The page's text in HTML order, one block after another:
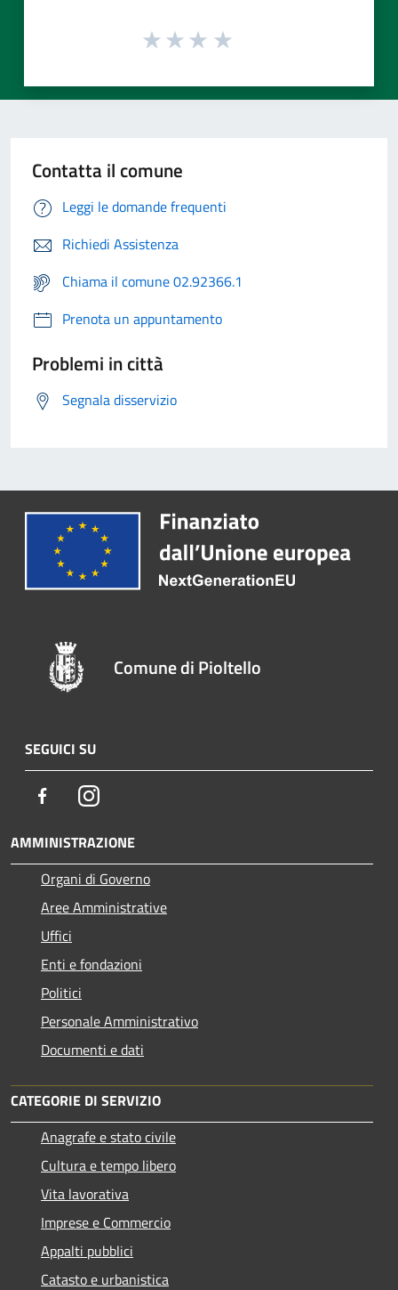
Contatta il comune
Leggi le domande frequenti
Richiedi Assistenza
Chiama il comune 02.92366.1
Prenota un appuntamento
Problemi in città
Segnala disservizio
Comune di Pioltello
SEGUICI SU
FacebookInstagram
AMMINISTRAZIONE
Organi di Governo
Aree Amministrative
Uffici
Enti e fondazioni
Politici
Personale Amministrativo
Documenti e dati
CATEGORIE DI SERVIZIO
Anagrafe e stato civile
Cultura e tempo libero
Vita lavorativa
Imprese e Commercio
Appalti pubblici
Catasto e urbanistica